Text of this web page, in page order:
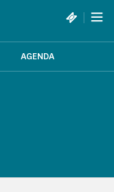
|
AGENDA